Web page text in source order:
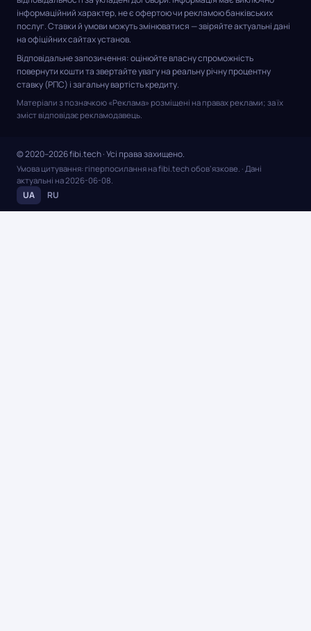
інформаційний характер, не є офертою чи рекламою банківських
послуг. Ставки й умови можуть змінюватися — звіряйте актуальні дані
на офіційних сайтах установ.
Відповідальне запозичення: оцінюйте власну спроможність
повернути кошти та звертайте увагу на реальну річну процентну
ставку (РПС) і загальну вартість кредиту.
Матеріали з позначкою «Реклама» розміщені на правах реклами; за їх
зміст відповідає рекламодавець.
© 2020–2026 fibi.tech · Усі права захищено.
Умова цитування: гіперпосилання на fibi.tech обов’язкове. · Дані
актуальні на2026-06-08.
UA RU